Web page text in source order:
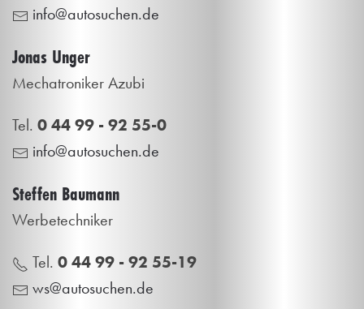
info@autosuchen.de
Jonas Unger
Mechatroniker Azubi
Tel. 0 44 99 - 92 55-0
info@autosuchen.de
Steffen Baumann
Werbetechniker
Tel. 0 44 99 - 92 55-19
ws@autosuchen.de